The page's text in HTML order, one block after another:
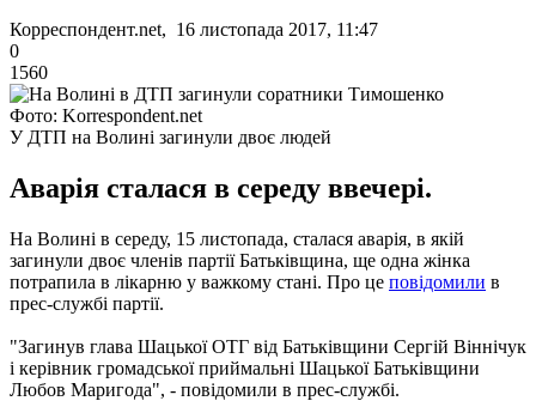
Корреспондент.net, 16 листопада 2017, 11:47
0
1560
Фото: Korrespondent.net
У ДТП на Волині загинули двоє людей
Аварія сталася в середу ввечері.
На Волині в середу, 15 листопада, сталася аварія, в якій
загинули двоє членів партії Батьківщина, ще одна жінка
потрапила в лікарню у важкому стані. Про це повідомили в
прес-службі партії.
"Загинув глава Шацької ОТГ від Батьківщини Сергій Віннічук
і керівник громадської приймальні Шацької Батьківщини
Любов Маригода", - повідомили в прес-службі.